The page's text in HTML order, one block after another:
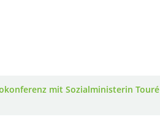
mit Sozialministerin Touré